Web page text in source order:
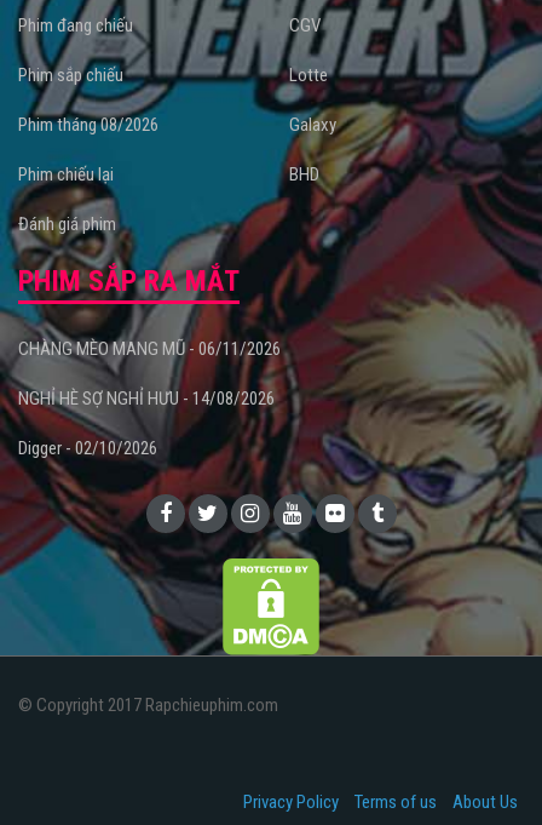
Phim đang chiếu
Phim sắp chiếu
Phim tháng 08/2026
Phim chiếu lại
Đánh giá phim
CGV
Lotte
Galaxy
BHD
PHIM SẮP RA MẮT
CHÀNG MÈO MANG MŨ - 06/11/2026
NGHỈ HÈ SỢ NGHỈ HƯU - 14/08/2026
Digger - 02/10/2026
© Copyright 2017 Rapchieuphim.com
Privacy Policy Terms of us About Us